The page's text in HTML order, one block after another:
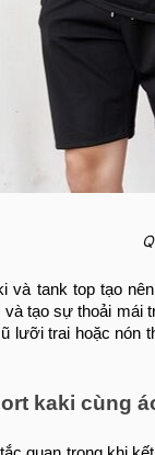
và tank top tạo
và tạo sự thoải mái
lưỡi trai hoặc nón
kaki cùng